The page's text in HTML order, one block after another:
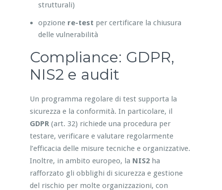
strutturali)
opzione re-test per certificare la chiusura
delle vulnerabilità
Compliance: GDPR,
NIS2 e audit
Un programma regolare di test supporta la
sicurezza e la conformità. In particolare, il
GDPR(art. 32) richiede una procedura per
testare, verificare e valutare regolarmente
l’efficacia delle misure tecniche e organizzative.
Inoltre, in ambito europeo, la NIS2ha
rafforzato gli obblighi di sicurezza e gestione
del rischio per molte organizzazioni, con